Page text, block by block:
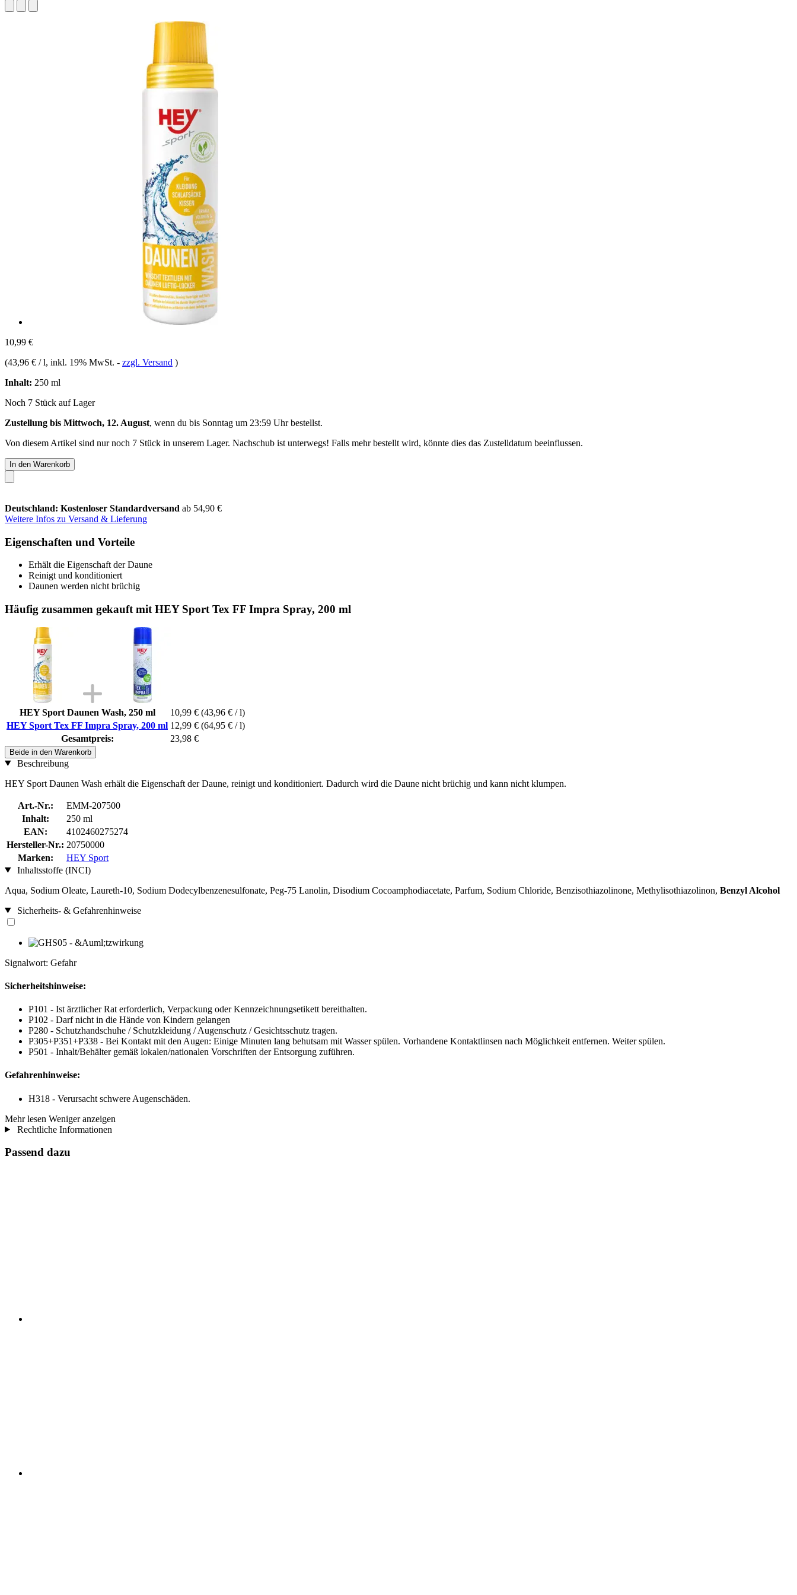
10,99 €
(43,96 € / l, inkl. 19% MwSt. - zzgl. Versand )
Inhalt: 250 ml
Noch 7 Stück auf Lager
Zustellung bis Mittwoch, 12. August, wenn du bis Sonntag um 23:59 Uhrbestellst.
Von diesem Artikel sind nur noch 7 Stück in unserem Lager. Nachschub ist unterwegs! Falls mehr bestellt wird, könnte dies das Zustelldatum beeinflussen.
In den Warenkorb
Deutschland: Kostenloser Standardversand ab 54,90 €
Weitere Infos zu Versand & Lieferung
Eigenschaften und Vorteile
Erhält die Eigenschaft der Daune
Reinigt und konditioniert
Daunen werden nicht brüchig
Häufig zusammen gekauft mit HEY Sport Tex FF Impra Spray, 200 ml
HEY Sport Daunen Wash, 250 ml 10,99 € (43,96 € / l)
HEY Sport Tex FF Impra Spray, 200 ml 12,99 € (64,95 € / l)
Gesamtpreis:
23,98 €
Beide in den Warenkorb
Beschreibung
HEY Sport Daunen Wash erhält die Eigenschaft der Daune, reinigt und konditioniert. Dadurch wird die Daune nicht brüchig und kann nicht klumpen.
Art.-Nr.:
EMM-207500
Inhalt:
250 ml
EAN:
4102460275274
Hersteller-Nr.: 20750000
Marken:
HEY Sport
Inhaltsstoffe (INCI)
Aqua, Sodium Oleate, Laureth-10, Sodium Dodecylbenzenesulfonate, Peg-75 Lanolin, Disodium Cocoamphodiacetate, Parfum, Sodium Chloride, Benzisothiazolinone, Methylisothiazolinon, Benzyl Alcohol
Sicherheits- & Gefahrenhinweise
Signalwort: Gefahr
Sicherheitshinweise:
P101 - Ist ärztlicher Rat erforderlich, Verpackung oder Kennzeichnungsetikett bereithalten.
P102 - Darf nicht in die Hände von Kindern gelangen
P280 - Schutzhandschuhe / Schutzkleidung / Augenschutz / Gesichtsschutz tragen.
P305+P351+P338 - Bei Kontakt mit den Augen: Einige Minuten lang behutsam mit Wasser spülen. Vorhandene Kontaktlinsen nach Möglichkeit entfernen. Weiter spülen.
P501 - Inhalt/Behälter gemäß lokalen/nationalen Vorschriften der Entsorgung zuführen.
Gefahrenhinweise:
H318 - Verursacht schwere Augenschäden.
Mehr lesen Weniger anzeigen
Rechtliche Informationen
Passend dazu